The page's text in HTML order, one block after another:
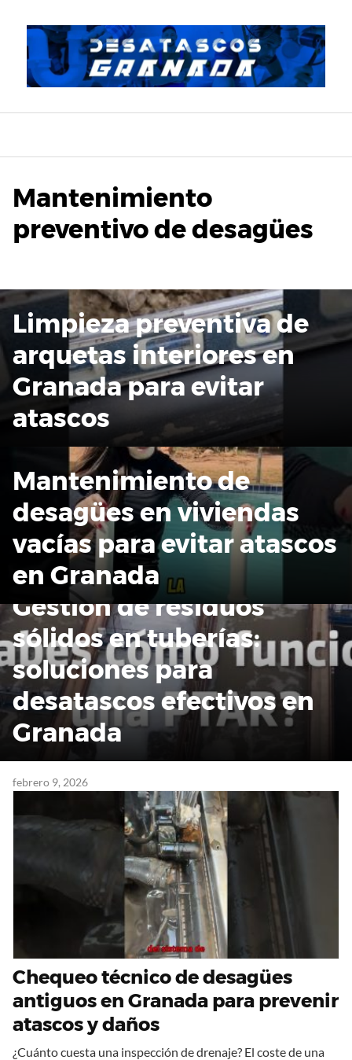
contenido
Mantenimiento
preventivo de desagües
Limpieza preventiva de
arquetas interiores en
Granada para evitar
atascos
Mantenimiento de
desagües en viviendas
vacías para evitar atascos
en Granada
Gestión de residuos
sólidos en tuberías:
soluciones para
desatascos efectivos en
Granada
febrero 9, 2026
Chequeo técnico de desagües
antiguos en Granada para prevenir
atascos y daños
¿Cuánto cuesta una inspección de drenaje? El coste de una